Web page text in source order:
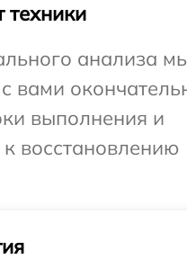
техники
анализа
вами
выполнения и
восстановлению